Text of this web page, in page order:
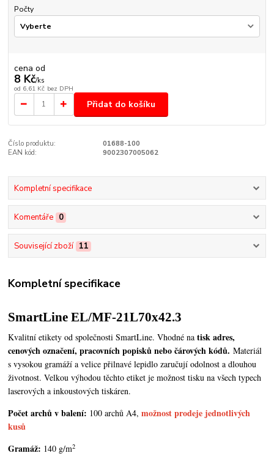
Počty
cena od
8 Kč/ks
od 6,61 Kč bez DPH
Přidat do košíku
Číslo produktu:
01688-100
EAN kód:
9002307005062
Kompletní specifikace
Komentáře 0
Související zboží 11
Kompletní specifikace
SmartLine EL/MF-21L70x42.3
Kvalitní etikety od společnosti SmartLine. Vhodné natisk adres,
cenových označení, pracovních popisků nebo čárových kódů. Materiál
s vysokou gramáží a velice přilnavé lepidlo zaručují odolnost a dlouhou
životnost. Velkou výhodou těchto etiket je možnost tisku na všech typech
laserových a inkoustových tiskáren.
Počet archů v balení: 100 archů A4,možnost prodeje jednotlivých
kusů
Gramáž: 140 g/m2